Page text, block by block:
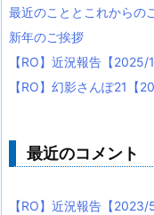
最近のこととこれからの
新年のご挨拶
【RO】近況報告【2025/
【RO】幻影さんぽ21【
最近のコメント
【RO】近況報告【2023/